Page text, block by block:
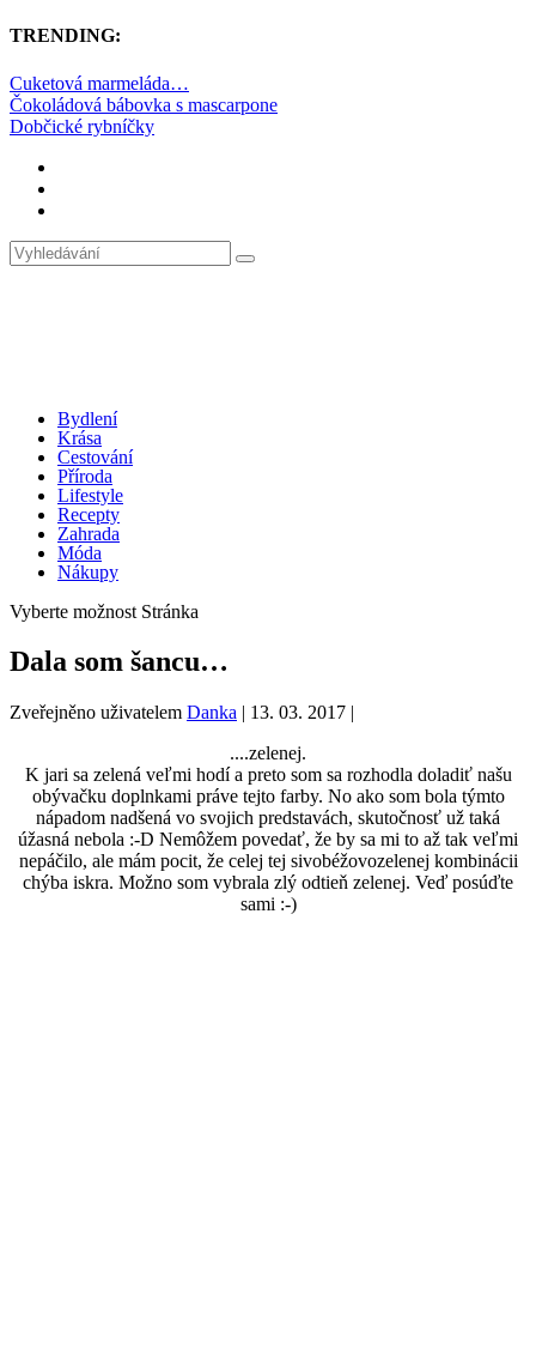
TRENDING:
Cuketová marmeláda…
Čokoládová bábovka s mascarpone
Dobčické rybníčky
Bydlení
Krása
Cestování
Příroda
Lifestyle
Recepty
Zahrada
Móda
Nákupy
Vyberte možnost Stránka
Dala som šancu…
Zveřejněno uživatelem Danka | 13. 03. 2017 |
....zelenej.
K jari sa zelená veľmi hodí a preto som sa rozhodla doladiť našu
obývačku doplnkami práve tejto farby. No ako som bola týmto
nápadom nadšená vo svojich predstavách, skutočnosť už taká
úžasná nebola :-D Nemôžem povedať, že by sa mi to až tak veľmi
nepáčilo, ale mám pocit, že celej tej sivobéžovozelenej kombinácii
chýba iskra. Možno som vybrala zlý odtieň zelenej. Veď posúďte
sami :-)